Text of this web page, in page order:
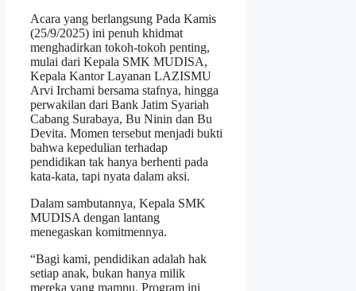
Acara yang berlangsung Pada Kamis
(25/9/2025) ini penuh khidmat
menghadirkan tokoh-tokoh penting,
mulai dari Kepala SMK MUDISA,
Kepala Kantor Layanan LAZISMU
Arvi Irchami bersama stafnya, hingga
perwakilan dari Bank Jatim Syariah
Cabang Surabaya, Bu Ninin dan Bu
Devita. Momen tersebut menjadi bukti
bahwa kepedulian terhadap
pendidikan tak hanya berhenti pada
kata-kata, tapi nyata dalam aksi.
Dalam sambutannya, Kepala SMK
MUDISA dengan lantang
menegaskan komitmennya.
“Bagi kami, pendidikan adalah hak
setiap anak, bukan hanya milik
mereka yang mampu. Program ini